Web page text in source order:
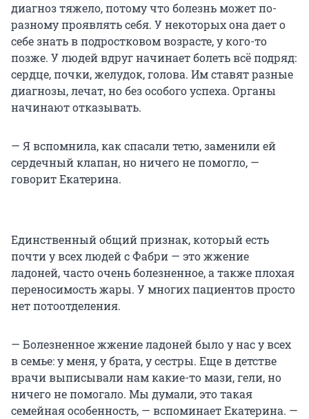
диагноз тяжело, потому что болезнь может по-
разному проявлять себя. У некоторых она дает о
себе знать в подростковом возрасте, у кого-то
позже. У людей вдруг начинает болеть всё подряд:
сердце, почки, желудок, голова. Им ставят разные
диагнозы, лечат, но без особого успеха. Органы
начинают отказывать.
— Я вспомнила, как спасали тетю, заменили ей
сердечный клапан, но ничего не помогло, —
говорит Екатерина.
Единственный общий признак, который есть
почти у всех людей с Фабри — это жжение
ладоней, часто очень болезненное, а также плохая
переносимость жары. У многих пациентов просто
нет потоотделения.
— Болезненное жжение ладоней было у нас у всех
в семье: у меня, у брата, у сестры. Еще в детстве
врачи выписывали нам какие-то мази, гели, но
ничего не помогало. Мы думали, это такая
семейная особенность, — вспоминает Екатерина. —